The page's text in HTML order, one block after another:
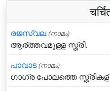
രജസ്വല (നാമം)
ആര്ത്തവമുള്ള സ്ത്രീ.
പാവാട (നാമം)
ഗാഗ്ര പോലത്തെ സ്ത്രീകള്